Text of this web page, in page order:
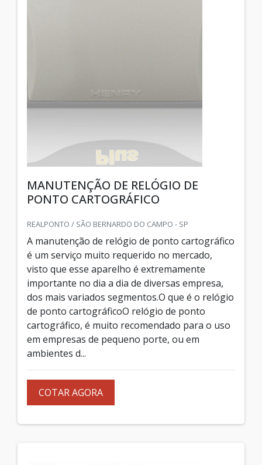
MANUTENÇÃO DE RELÓGIO DE
PONTO CARTOGRÁFICO
REALPONTO / SÃO BERNARDO DO CAMPO - SP
A manutenção de relógio de ponto cartográfico
é um serviço muito requerido no mercado,
visto que esse aparelho é extremamente
importante no dia a dia de diversas empresa,
dos mais variados segmentos.O que é o relógio
de ponto cartográficoO relógio de ponto
cartográfico, é muito recomendado para o uso
em empresas de pequeno porte, ou em
ambientes d...
COTAR AGORA